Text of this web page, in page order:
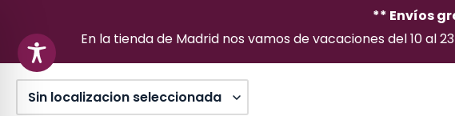
contenido
** Envíos
En la tienda de Madrid nos vamos de vacaciones del 10 al